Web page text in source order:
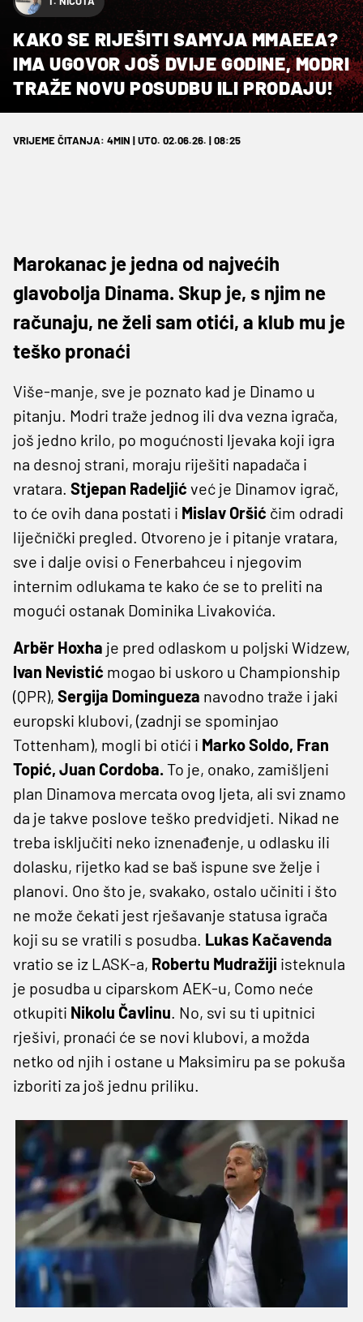
KAKO SE RIJEŠITI SAMYJA MMAEEA?
IMA UGOVOR JOŠ DVIJE GODINE, MODRI
TRAŽE NOVU POSUDBU ILI PRODAJU!
VRIJEME ČITANJA: 4MIN | UTO. 02.06.26. | 08:25
Marokanac je jedna od najvećih
glavobolja Dinama. Skup je, s njim ne
računaju, ne želi sam otići, a klub mu je
teško pronaći
Više-manje, sve je poznato kad je Dinamo u
pitanju. Modri traže jednog ili dva vezna igrača,
još jedno krilo, po mogućnosti ljevaka koji igra
na desnoj strani, moraju riješiti napadača i
vratara. Stjepan Radeljić već je Dinamov igrač,
to će ovih dana postati i Mislav Oršić čim odradi
liječnički pregled. Otvoreno je i pitanje vratara,
sve i dalje ovisi o Fenerbahceu i njegovim
internim odlukama te kako će se to preliti na
mogući ostanak Dominika Livakovića.
Arbër Hoxha je pred odlaskom u poljski Widzew,
Ivan Nevistić mogao bi uskoro u Championship
(QPR), Sergija Domingueza navodno traže i jaki
europski klubovi, (zadnji se spominjao
Tottenham), mogli bi otići i Marko Soldo, Fran
Topić, Juan Cordoba.To je, onako, zamišljeni
plan Dinamova mercata ovog ljeta, ali svi znamo
da je takve poslove teško predvidjeti. Nikad ne
treba isključiti neko iznenađenje, u odlasku ili
dolasku, rijetko kad se baš ispune sve želje i
planovi. Ono što je, svakako, ostalo učiniti i što
ne može čekati jest rješavanje statusa igrača
koji su se vratili s posudba. Lukas Kačavenda
vratio se iz LASK-a, Robertu Mudražiji isteknula
je posudba u ciparskom AEK-u, Como neće
otkupiti Nikolu Čavlinu. No, svi su ti upitnici
rješivi, pronaći će se novi klubovi, a možda
netko od njih i ostane u Maksimiru pa se pokuša
izboriti za još jednu priliku.